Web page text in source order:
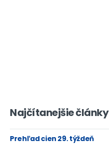
Najčítanejšie články
Prehľad cien 29. týždeň